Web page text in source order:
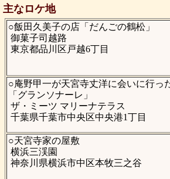
主なロケ地
○飯田久美子の店「だんごの鶴松」
御菓子司越路
東京都品川区戸越6丁目
○庵野甲一が天宮寺丈洋に会いに行っ
「グランソナーレ」
ザ・ミーツ マリーナテラス
千葉県千葉市中央区中央港1丁目
○天宮寺家の屋敷
横浜三渓園
神奈川県横浜市中区本牧三之谷